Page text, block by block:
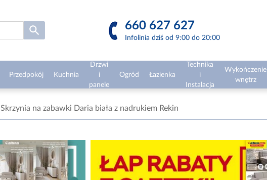
660 627 627
Infolinia dziś od 9:00 do 20:00
Przedpokój Kuchnia
Drzwi
i
panele
Ogród Łazienka
Technika
i
Instalacja
Wykończenie
wnętrz
Skrzynia na zabawki Daria biała z nadrukiem Rekin